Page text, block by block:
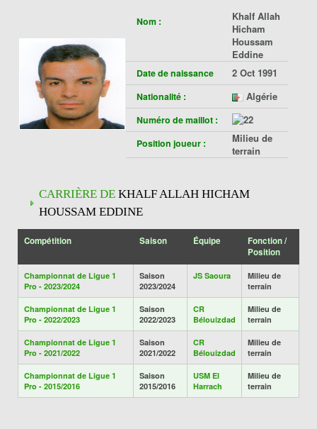
Nom :
Khalf Allah
Hicham
Houssam
Eddine
Date de naissance 2 Oct 1991
Nationalité : Algérie
Numéro de maillot :
Position joueur :
Milieu de
terrain
CARRIÈRE DE KHALF ALLAH HICHAM
HOUSSAM EDDINE
Compétition Saison Équipe
Fonction /
Position
Championnat de Ligue 1
Pro - 2023/2024
Saison
2023/2024
JS Saoura
Milieu de
terrain
Championnat de Ligue 1
Pro - 2022/2023
Saison
2022/2023
CR
Bélouizdad
Milieu de
terrain
Championnat de Ligue 1
Pro - 2021/2022
Saison
2021/2022
CR
Bélouizdad
Milieu de
terrain
Championnat de Ligue 1
Pro - 2015/2016
Saison
2015/2016
USM El
Harrach
Milieu de
terrain